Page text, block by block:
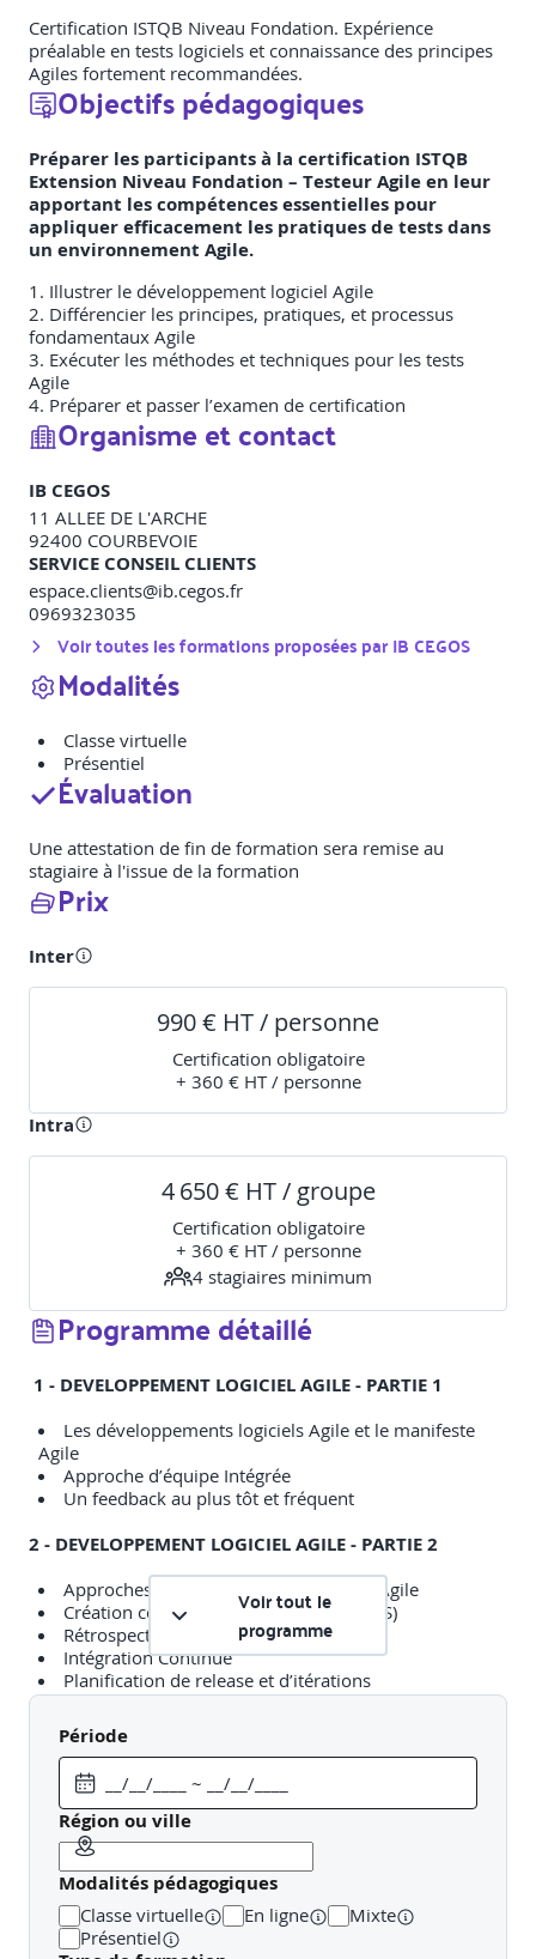
Certification ISTQB Niveau Fondation. Expérience
préalable en tests logiciels et connaissance des principes
Agiles fortement recommandées.
Objectifs pédagogiques
Préparer les participants à la certification ISTQB
Extension Niveau Fondation – Testeur Agile en leur
apportant les compétences essentielles pour
appliquer efficacement les pratiques de tests dans
un environnement Agile.
1. Illustrer le développement logiciel Agile
2. Différencier les principes, pratiques, et processus
fondamentaux Agile
3. Exécuter les méthodes et techniques pour les tests
Agile
4. Préparer et passer l’examen de certification
Organisme et contact
IB CEGOS
11 ALLEE DE L'ARCHE
92400 COURBEVOIE
SERVICE CONSEIL CLIENTS
espace.clients@ib.cegos.fr
0969323035
Voir toutes les formations proposées parIB CEGOS
Modalités
Classe virtuelle
Présentiel
Évaluation
Une attestation de fin de formation sera remise au
stagiaire à l'issue de la formation
Prix
Inter
990 € HT / personne
Certification obligatoire
+ 360 € HT / personne
Intra
4 650 € HT / groupe
Certification obligatoire
+ 360 € HT / personne
4 stagiaires minimum
Programme détaillé
1 - DEVELOPPEMENT LOGICIEL AGILE - PARTIE 1
Les développements logiciels Agile et le manifeste
Agile
Approche d’équipe Intégrée
Un feedback au plus tôt et fréquent
2 - DEVELOPPEMENT LOGICIEL AGILE - PARTIE 2
Approches de développement logiciel Agile
Création collaborative de User Story (US)
Rétrospectives
Intégration Continue
Planification de release et d’itérations
3 - PRINCIPES, PRATIQUES ET PROCESSUS
FONDAMENTAUX
Les différences des tests entre les approches
traditionnelles et Agile
Statuts du test dans les projets Agile
Rôles et compétences d’un testeur dans une équipe
Agile
4 - LES METHODES, TECHNIQUES, ET OUTILS POUR LES
TESTS AGILE - PARTIE 1
Voir tout le
programme
Période
Région ou ville
Modalités pédagogiques
Classe virtuelle En ligne
Mixte
Présentiel